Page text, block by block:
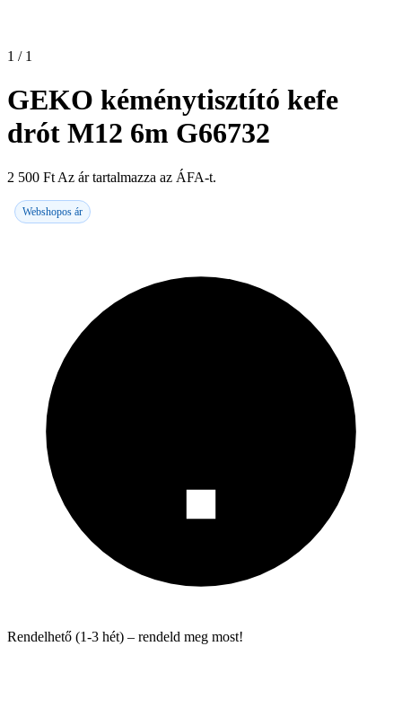
1 / 1
GEKO kéménytisztító kefe
drót M12 6m G66732
2 500 Ft Az ár tartalmazza az ÁFA-t.
Webshopos ár
Rendelhető (1-3 hét) – rendeld meg most!